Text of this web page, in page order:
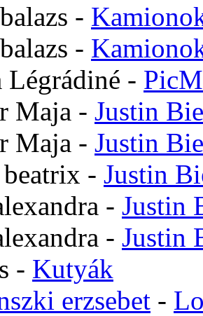
-
-
-
Maja - Justin
Maja - Justin
- Justin
- Justin
- Justin
- Kutyák
erzsebet -